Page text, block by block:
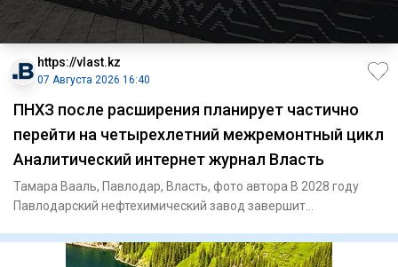
https://vlast.kz
07 Августа 2026 16:40
ПНХЗ после расширения планирует частично
перейти на четырехлетний межремонтный цикл
Аналитический интернет журнал Власть
Тамара Вааль, Павлодар, Власть, фото автора В 2028 году
Павлодарский нефтехимический завод завершит